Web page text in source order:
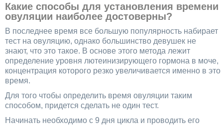
Какие способы для установления времени
овуляции наиболее достоверны?
В последнее время все большую популярность набирает
тест на овуляцию, однако большинство девушек не
знают, что это такое. В основе этого метода лежит
определение уровня лютеинизирующего гормона в моче,
концентрация которого резко увеличивается именно в это
время.
Для того чтобы определить время овуляции таким
способом, придется сделать не один тест.
Начинать необходимо с 9 дня цикла и проводить его